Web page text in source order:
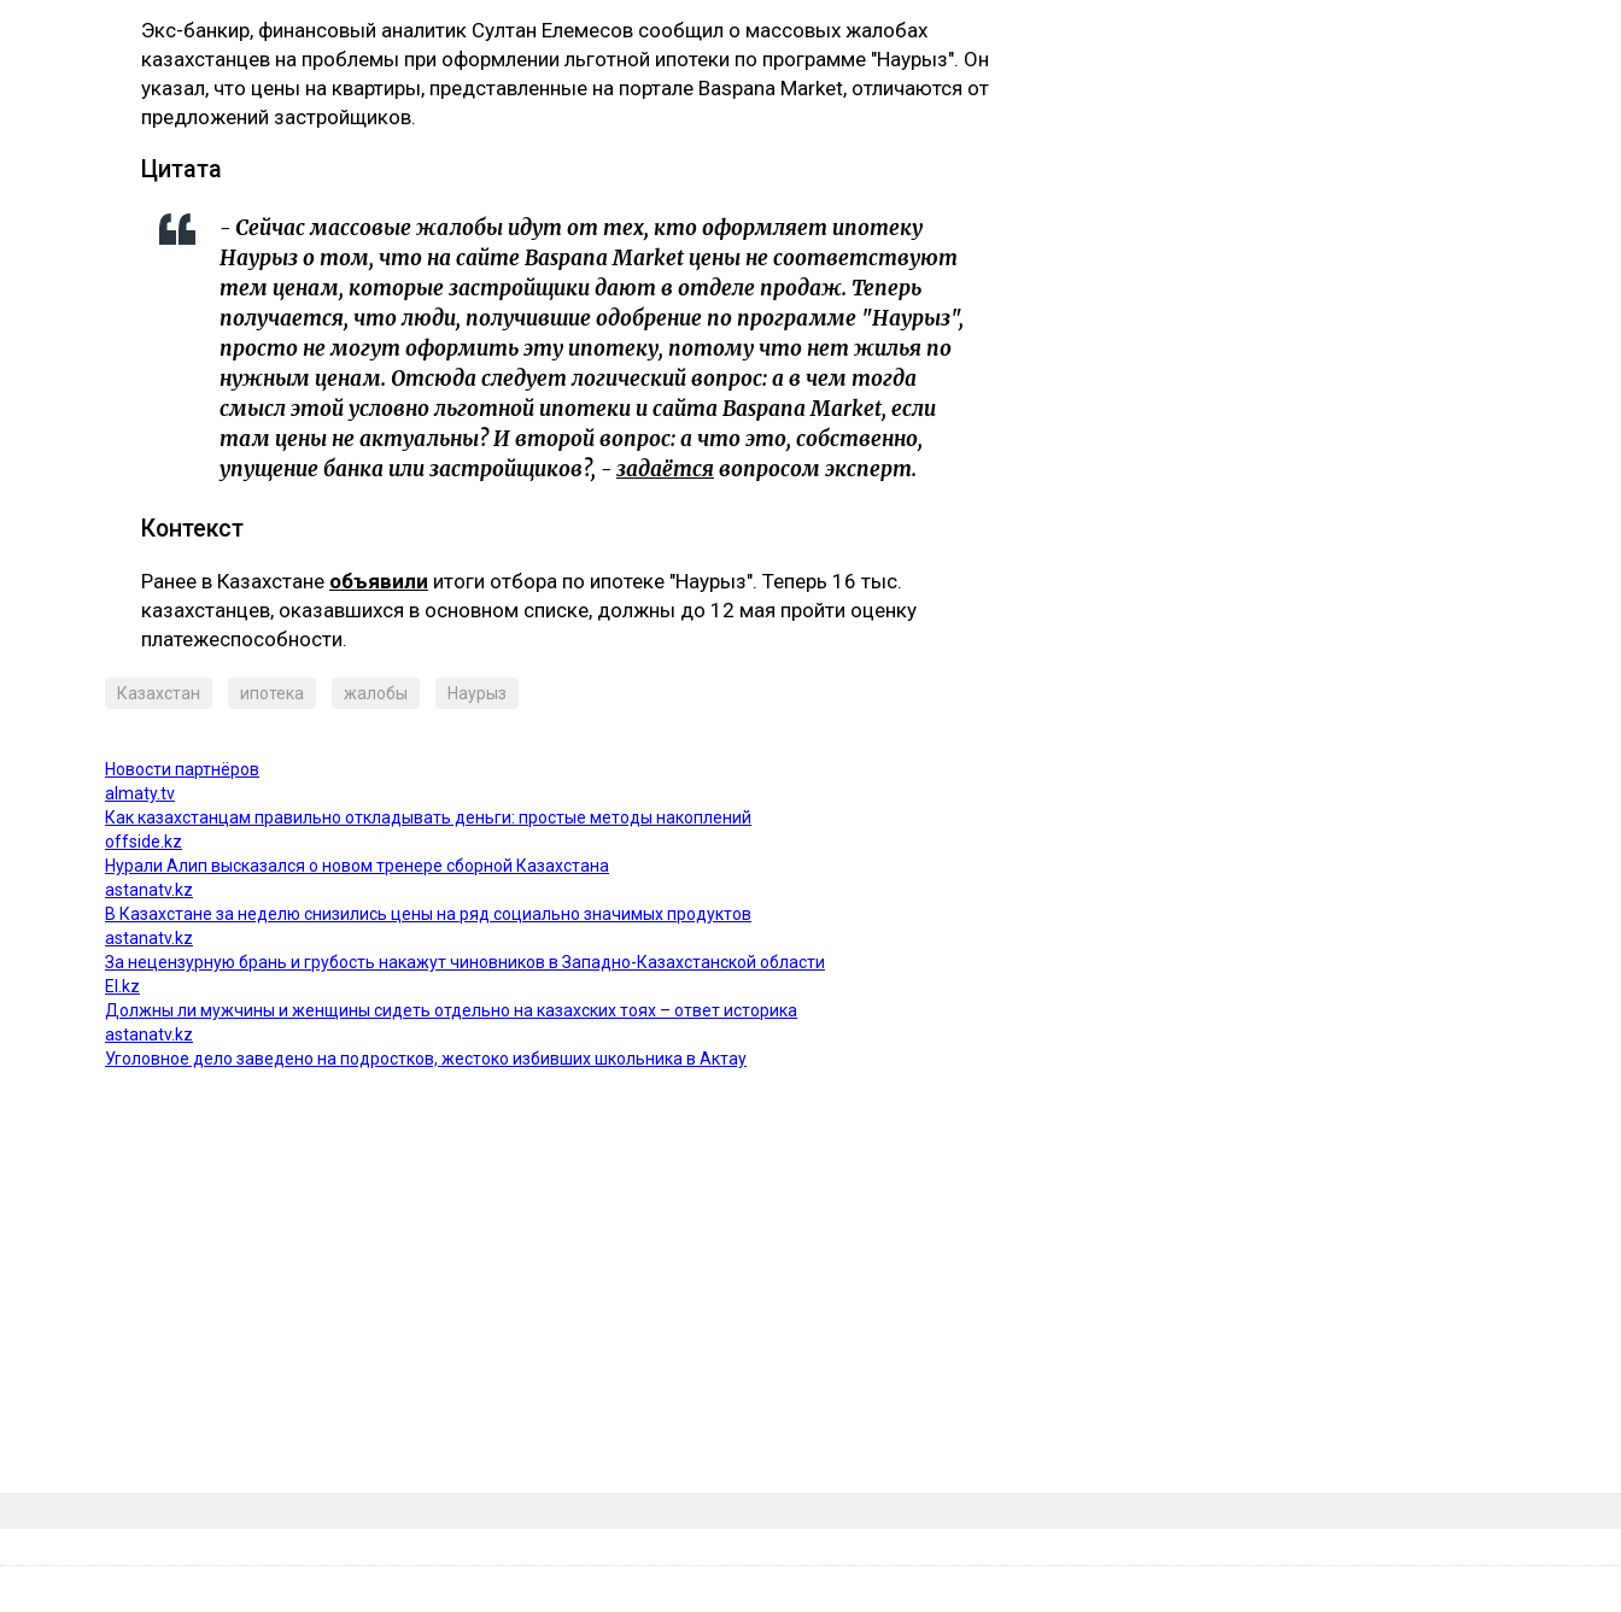
‎Экс-банкир, финансовый аналитик Султан Елемесов сообщил о массовых жалобах
казахстанцев на проблемы при оформлении льготной ипотеки по программе "Наурыз". Он
указал, что цены на квартиры, представленные на портале Baspana Market, отличаются от
предложений застройщиков.
‎Цитата
‎- Сейчас массовые жалобы идут от тех, кто оформляет ипотеку
Наурыз о том, что на сайте Baspana Market цены не соответствуют
тем ценам, которые застройщики дают в отделе продаж. Теперь
получается, что люди, получившие одобрение по программе "Наурыз",
просто не могут оформить эту ипотеку, потому что нет жилья по
нужным ценам. Отсюда следует логический вопрос: а в чем тогда
смысл этой условно льготной ипотеки и сайта Baspana Market, если
там цены не актуальны? И второй вопрос: а что это, собственно,
упущение банка или застройщиков?, - задаётсявопросом эксперт.
‎Контекст
‎Ранее в Казахстане объявили итоги отбора по ипотеке "Наурыз". Теперь 16 тыс.
казахстанцев, оказавшихся в основном списке, должны до 12 мая пройти оценку
платежеспособности.
Казахстан ипотека жалобы Наурыз